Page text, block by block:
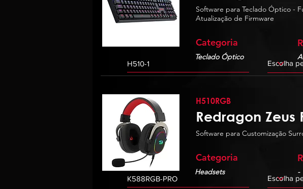
Software para Teclado Óptico -
Atualização de Firmware
Categoria
Teclado Óptico
H510RGB
Redragon Zeus
Software para Customização
Categoria
Headsets -